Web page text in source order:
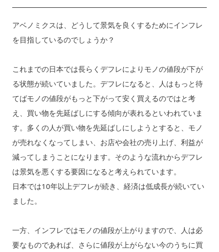
アベノミクスは、どうして景気を良くするためにインフレ
を目指しているのでしょうか？
これまでの日本では長らくデフレによりモノの値段が下が
る状態が続いていました。デフレになると、人はもっと待
てばモノの値段がもっと下がって安く買えるのではと考
え、買い物を先延ばしにする傾向が表れるといわれていま
す。多くの人が買い物を先延ばしにしようとすると、モノ
が売れなくなってしまい、お店や会社の売り上げ、利益が
減ってしまうことになります。そのような流れからデフレ
は景気を悪くする要因になると考えられています。
日本では10年以上デフレが続き、経済は低成長が続いてい
ました。
一方、インフレではモノの値段が上がりますので、人は必
要なものであれば、さらに値段が上がらない今のうちに買